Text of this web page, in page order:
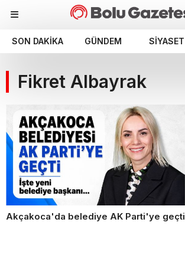
SON DAKIKA GÜNDEM SIYASET
Fikret Albayrak
Akçakoca'da belediye AK Parti'ye geçti